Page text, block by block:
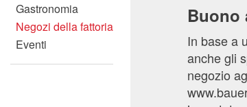
Gastronomia
Negozi della fattoria
Eventi
Buono
In base a
anche gli
negozio